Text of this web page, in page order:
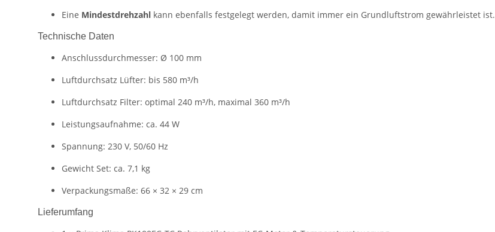
Eine Mindestdrehzahl kann ebenfalls festgelegt werden, damit immer ein Grundluftstrom gewährleistet ist.
Technische Daten
Anschlussdurchmesser: Ø 100 mm
Luftdurchsatz Lüfter: bis 580 m³/h
Luftdurchsatz Filter: optimal 240 m³/h, maximal 360 m³/h
Leistungsaufnahme: ca. 44 W
Spannung: 230 V, 50/60 Hz
Gewicht Set: ca. 7,1 kg
Verpackungsmaße: 66 × 32 × 29 cm
Lieferumfang